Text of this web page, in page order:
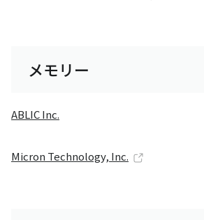
メモリー
ABLIC Inc.
Micron Technology, Inc.